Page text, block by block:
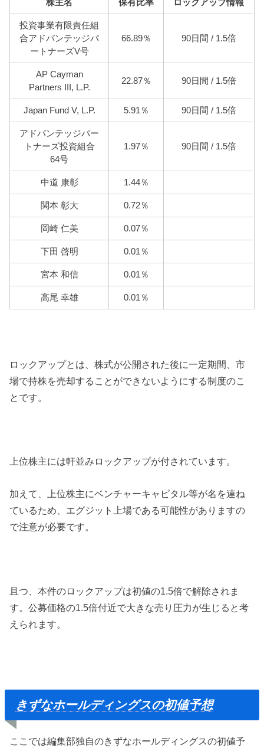
株主名 保有比率 ロックアップ情報
投資事業有限責任組
合アドバンテッジパ
ートナーズV号
66.89％ 90日間 / 1.5倍
AP Cayman
Partners III, L.P.
22.87％ 90日間 / 1.5倍
Japan Fund V, L.P. 5.91％ 90日間 / 1.5倍
アドバンテッジパー
トナーズ投資組合
64号
1.97％ 90日間 / 1.5倍
中道 康彰 1.44％
関本 彰大 0.72％
岡崎 仁美 0.07％
下田 啓明 0.01％
宮本 和信 0.01％
高尾 幸雄 0.01％
ロックアップとは、株式が公開された後に一定期間、市
場で持株を売却することができないようにする制度のこ
とです。
上位株主には軒並みロックアップが付されています。
加えて、上位株主にベンチャーキャピタル等が名を連ね
ているため、エグジット上場である可能性がありますの
で注意が必要です。
且つ、本件のロックアップは初値の1.5倍で解除されま
す。公募価格の1.5倍付近で大きな売り圧力が生じると考
えられます。
きずなホールディングスの初値予想
ここでは編集部独自のきずなホールディングスの初値予